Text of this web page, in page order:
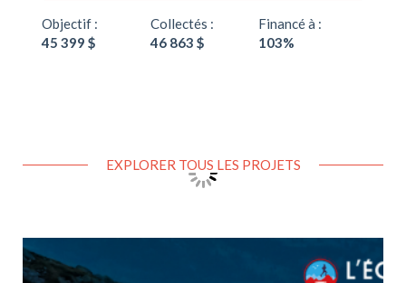
Objectif :
45 399 $
Collectés :
46 863 $
Financé à :
103%
EXPLORER TOUS LES PROJETS